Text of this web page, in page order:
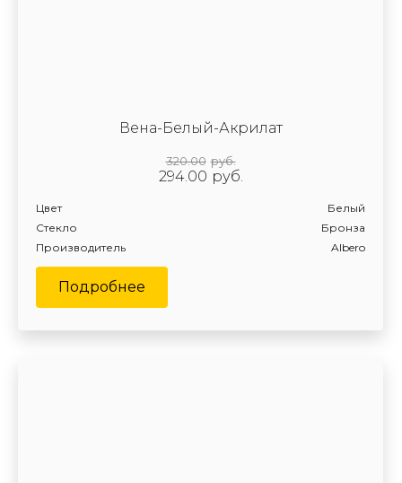
Вена-Белый-Акрилат
руб.
320.00
руб.
294.00
Цвет Белый
Производитель Albero
Стекло Бронза
Подробнее